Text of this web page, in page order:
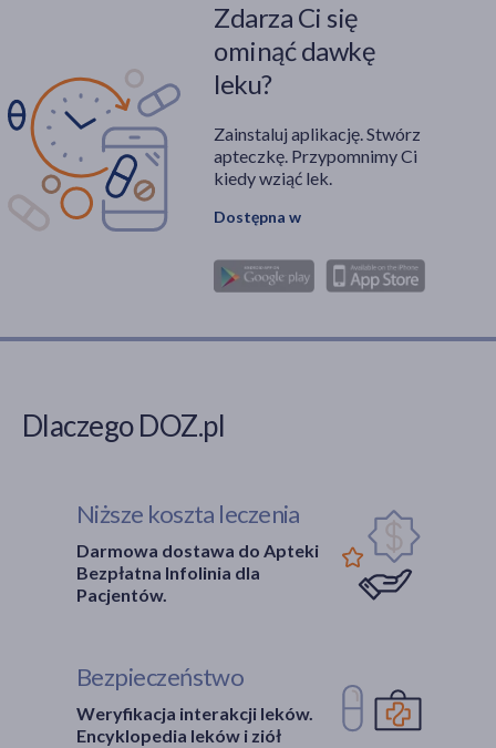
Zdarza Ci się
ominąć dawkę
leku?
Zainstaluj aplikację. Stwórz
apteczkę. Przypomnimy Ci
kiedy wziąć lek.
Dostępna w
Dlaczego DOZ.pl
Niższe koszta leczenia
Darmowa dostawa do Apteki
Bezpłatna Infolinia dla
Pacjentów.
Bezpieczeństwo
Weryfikacja interakcji leków.
Encyklopedia leków i ziół